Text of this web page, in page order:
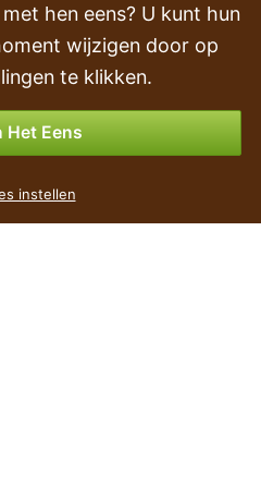
hen eens? U kunt hun
wijzigen door op
te klikken.
Het Eens
instellen